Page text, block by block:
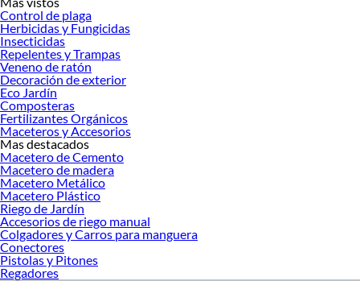
Control de plaga
Herbicidas y Fungicidas
Insecticidas
Repelentes y Trampas
Veneno de ratón
Decoración de exterior
Eco Jardín
Composteras
Fertilizantes Orgánicos
Maceteros y Accesorios
Mas destacados
Macetero de Cemento
Macetero de madera
Macetero Metálico
Macetero Plástico
Riego de Jardín
Accesorios de riego manual
Colgadores y Carros para manguera
Conectores
Pistolas y Pitones
Regadores